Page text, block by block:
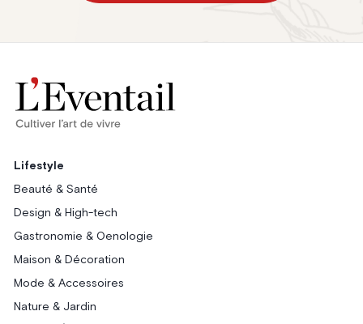
Lifestyle
Beauté & Santé
Design & High-tech
Gastronomie & Oenologie
Maison & Décoration
Mode & Accessoires
Nature & Jardin